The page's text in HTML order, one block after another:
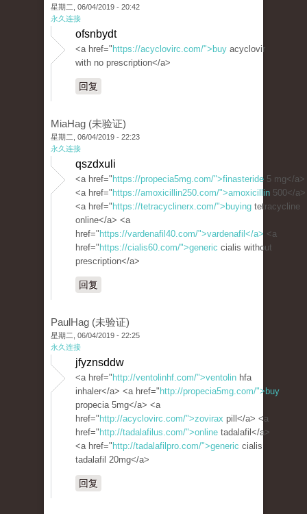
星期二, 06/04/2019 - 20:42
永久连接
ofsnbydt
<a href=" https://acyclovirc.com/">buy acyclovir
with no prescription</a>
回复
MiaHag (未验证)
星期二, 06/04/2019 - 22:23
永久连接
qszdxuli
<a href=" https://propecia5mg.com/">finasteride 5 mg</a>
<a href=" https://amoxicillin250.com/">amoxicillin 500</a>
<a href=" https://tetracyclinerx.com/">buying tetracycline
online</a> <a
href=" https://vardenafil40.com/">vardenafil</a> <a
href=" https://cialis60.com/">generic cialis without
prescription</a>
回复
PaulHag (未验证)
星期二, 06/04/2019 - 22:25
永久连接
jfyznsddw
<a href=" http://ventolinhf.com/">ventolin hfa
inhaler</a> <a href=" http://propecia5mg.com/">buy
propecia 5mg</a> <a
href=" http://acyclovirc.com/">zovirax pill</a> <a
href=" http://tadalafilus.com/">online tadalafil</a>
<a href=" http://tadalafilpro.com/">generic cialis
tadalafil 20mg</a>
回复